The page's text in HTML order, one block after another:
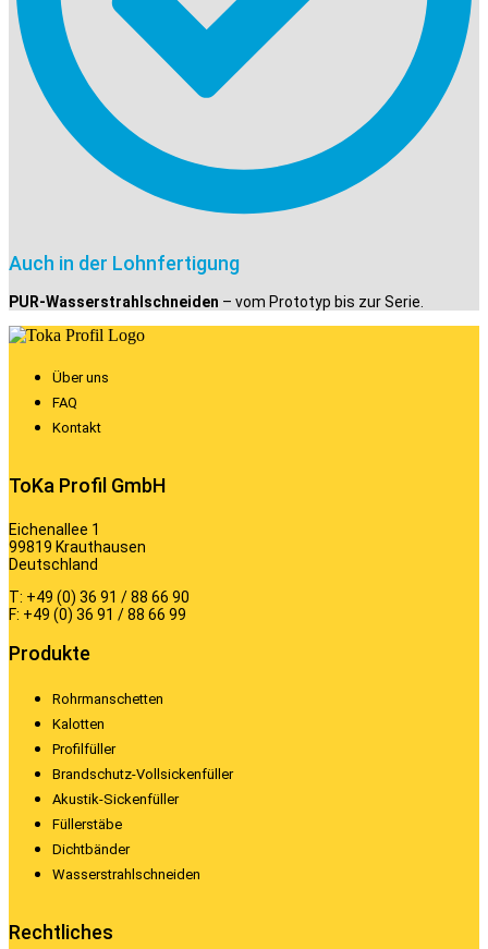
Auch in der Lohnfertigung
PUR-Wasserstrahlschneiden – vom Prototyp bis zur Serie.
Über uns
FAQ
Kontakt
ToKa Profil GmbH
Eichenallee 1
99819 Krauthausen
Deutschland
T: +49 (0) 36 91 / 88 66 90
F: +49 (0) 36 91 / 88 66 99
Produkte
Rohrmanschetten
Kalotten
Profilfüller
Brandschutz-Vollsickenfüller
Akustik-Sickenfüller
Füllerstäbe
Dichtbänder
Wasserstrahlschneiden
Rechtliches